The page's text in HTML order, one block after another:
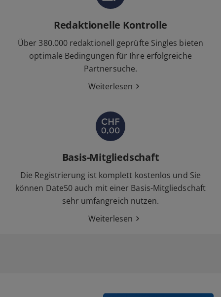
Redaktionelle Kontrolle
Über 380.000 redaktionell geprüfte Singles bieten
optimale Bedingungen für Ihre erfolgreiche
Partnersuche.
Weiterlesen
Basis-Mitgliedschaft
Die Registrierung ist komplett kostenlos und Sie
können Date50 auch mit einer Basis-Mitgliedschaft
sehr umfangreich nutzen.
Weiterlesen